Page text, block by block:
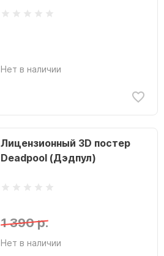
Нет в наличии
Лицензионный 3D постер
Deadpool (Дэдпул)
1 390 р.
Нет в наличии